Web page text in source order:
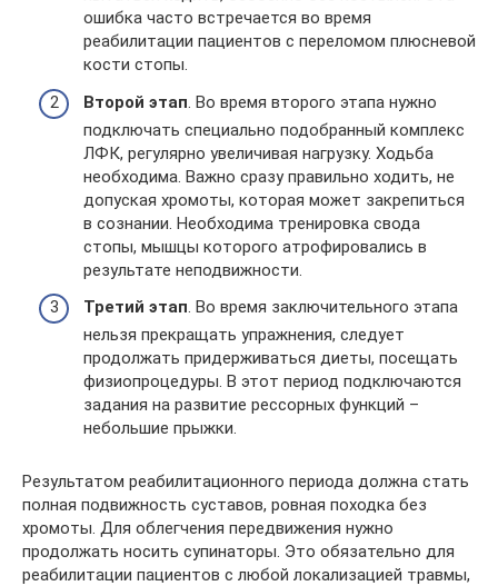
ошибка часто встречается во время
реабилитации пациентов с переломом плюсневой
кости стопы.
Второй этап . Во время второго этапа нужно
подключать специально подобранный комплекс
ЛФК, регулярно увеличивая нагрузку. Ходьба
необходима. Важно сразу правильно ходить, не
допуская хромоты, которая может закрепиться
в сознании. Необходима тренировка свода
стопы, мышцы которого атрофировались в
результате неподвижности.
Третий этап. Во время заключительного этапа
нельзя прекращать упражнения, следует
продолжать придерживаться диеты, посещать
физиопроцедуры. В этот период подключаются
задания на развитие рессорных функций –
небольшие прыжки.
Результатом реабилитационного периода должна стать
полная подвижность суставов, ровная походка без
хромоты. Для облегчения передвижения нужно
продолжать носить супинаторы. Это обязательно для
реабилитации пациентов с любой локализацией травмы,